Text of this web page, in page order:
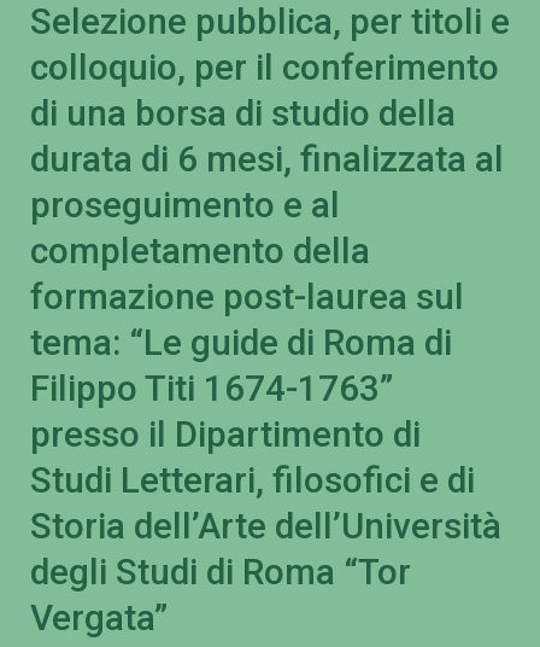
Selezione pubblica, per titoli e
colloquio, per il conferimento
di una borsa di studio della
durata di 6 mesi, finalizzata al
proseguimento e al
completamento della
formazione post-laurea sul
tema: “Le guide di Roma di
Filippo Titi 1674-1763”
presso il Dipartimento di
Studi Letterari, filosofici e di
Storia dell’Arte dell’Università
degli Studi di Roma “Tor
Vergata”